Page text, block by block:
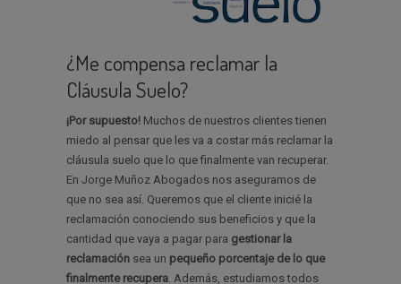
¿Me compensa reclamar la
Cláusula Suelo?
¡Por supuesto! Muchos de nuestros clientes tienen
miedo al pensar que les va a costar más reclamar la
cláusula suelo que lo que finalmente van recuperar.
En Jorge Muñoz Abogados nos aseguramos de
que no sea así. Queremos que el cliente inicié la
reclamación conociendo sus beneficios y que la
cantidad que vaya a pagar para gestionar la
reclamación sea un pequeño porcentaje de lo que
finalmente recupera . Además, estudiamos todos